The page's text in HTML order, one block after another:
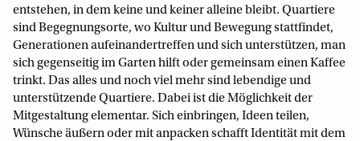
entstehen, in dem keine und keiner alleine bleibt. Quartiere
sind Begegnungsorte, wo Kultur und Bewegung stattfindet,
Generationen aufeinandertreffen und sich unterstützen, man
sich gegenseitig im Garten hilft oder gemeinsam einen Kaffee
trinkt. Das alles und noch viel mehr sind lebendige und
unterstützende Quartiere. Dabei ist die Möglichkeit der
Mitgestaltung elementar. Sich einbringen, Ideen teilen,
Wünsche äußern oder mit anpacken schafft Identität mit dem